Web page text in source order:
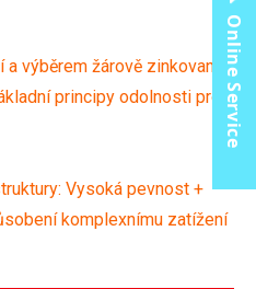
výběrem žárově zinkované
principy odolnosti proti
Vysoká pevnost +
komplexnímu zatížení
Online Service